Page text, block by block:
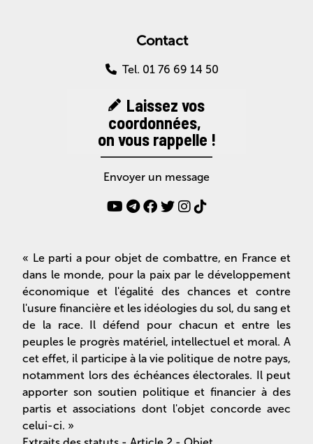
Contact
Tel. 01 76 69 14 50
Laissez vos
coordonnées,
on vous rappelle !
Envoyer un message
« Le parti a pour objet de combattre, en France et
dans le monde, pour la paix par le développement
économique et l'égalité des chances et contre
l'usure financière et les idéologies du sol, du sang et
de la race. Il défend pour chacun et entre les
peuples le progrès matériel, intellectuel et moral. A
cet effet, il participe à la vie politique de notre pays,
notamment lors des échéances électorales. Il peut
apporter son soutien politique et financier à des
partis et associations dont l'objet concorde avec
celui-ci. »